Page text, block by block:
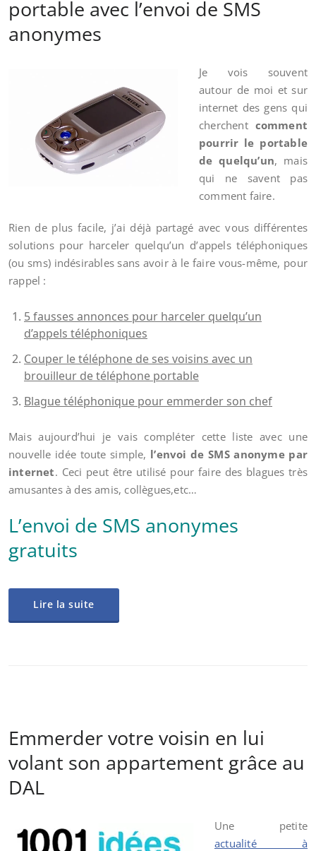
portable avec l’envoi de SMS
anonymes
Je vois souvent
autour de moi et sur
internet des gens qui
cherchent comment
pourrir le portable
de quelqu’un, mais
qui ne savent pas
comment faire.
Rien de plus facile, j’ai déjà partagé avec vous différentes
solutions pour harceler quelqu’un d’appels téléphoniques
(ou sms) indésirables sans avoir à le faire vous-même, pour
rappel :
5 fausses annonces pour harceler quelqu’un
d’appels téléphoniques
Couper le téléphone de ses voisins avec un
brouilleur de téléphone portable
Blague téléphonique pour emmerder son chef
Mais aujourd’hui je vais compléter cette liste avec une
nouvelle idée toute simple, l’envoi de SMS anonyme par
internet. Ceci peut être utilisé pour faire des blagues très
amusantes à des amis, collègues,etc…
L’envoi de SMS anonymes
gratuits
Lire la suite
Emmerder votre voisin en lui
volant son appartement grâce au
DAL
Une petite
actualité à